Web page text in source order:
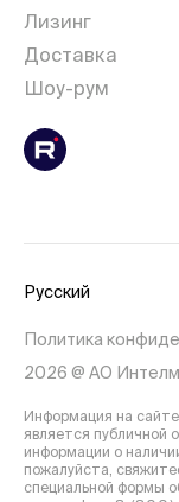
Лизинг
Доставка
Шоу-рум
Русский
Политика
2026 @ АО
Информация на
является публичной
информации о
пожалуйста,
специальной формы